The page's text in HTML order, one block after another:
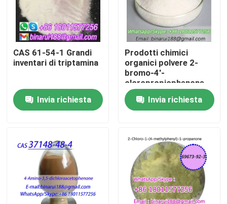
Su di noi
Visita alla fabbrica
Chiedi un preventivo
Materie prime chimiche quotidiane
Materia prima dei prodotti chimici inorganici
mediatori chimici fini
CAS 61-54-1 Grandi
inventari di triptamina
Invia richiesta
Prodotti chimici
organici polvere 2-
bromo-4'-
cloropropiophenone
Cas 877-37-2 2-
bromo-1- ((4-
clorophenyl) propano-
Invia richiesta